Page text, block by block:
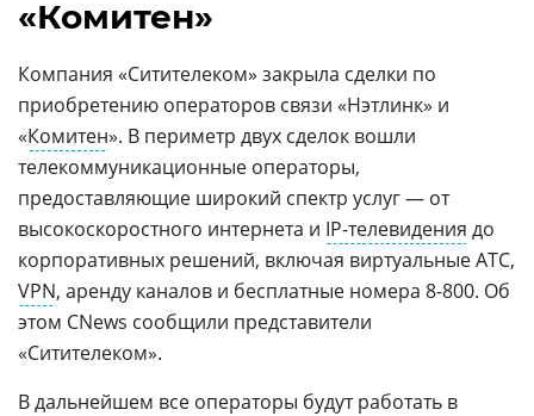
«Комитен»
Компания «Ситителеком» закрыла сделки по
приобретению операторов связи «Нэтлинк» и
«Комитен». В периметр двух сделок вошли
телекоммуникационные операторы,
предоставляющие широкий спектр услуг — от
высокоскоростного интернета и IP-телевидения до
корпоративных решений, включая виртуальные АТС,
VPN, аренду каналов и бесплатные номера 8-800. Об
этом CNews сообщили представители
«Ситителеком».
В дальнейшем все операторы будут работать в